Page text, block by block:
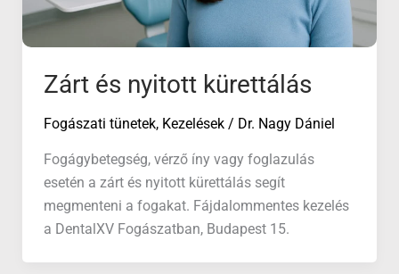
Zárt és nyitott kürettálás
Fogászati tünetek, Kezelések/ Dr. Nagy Dániel
Fogágybetegség, vérző íny vagy foglazulás
esetén a zárt és nyitott kürettálás segít
megmenteni a fogakat. Fájdalommentes kezelés
a DentalXV Fogászatban, Budapest 15.